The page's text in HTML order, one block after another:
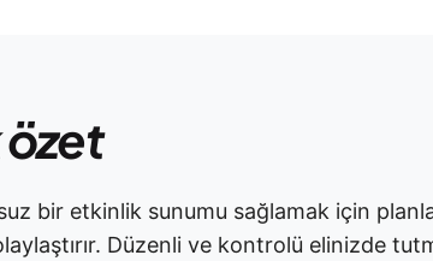
özet
bir etkinlik sunumu sağlamak için
Düzenli ve kontrolü elinizde